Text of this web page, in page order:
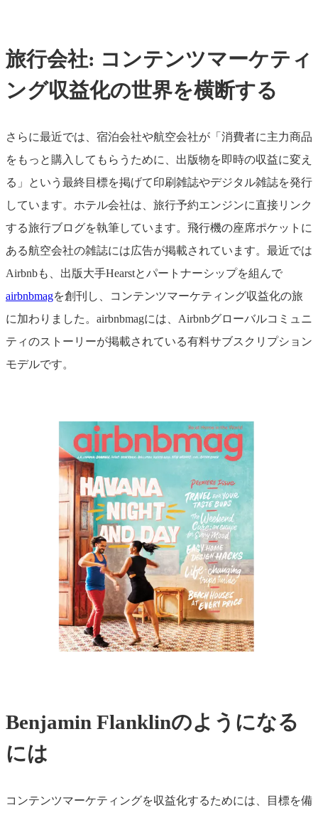
旅行会社: コンテンツマーケティ
ング収益化の世界を横断する
さらに最近では、宿泊会社や航空会社が「消費者に主力商品
をもっと購入してもらうために、出版物を即時の収益に変え
る」という最終目標を掲げて印刷雑誌やデジタル雑誌を発行
しています。ホテル会社は、旅行予約エンジンに直接リンク
する旅行ブログを執筆しています。飛行機の座席ポケットに
ある航空会社の雑誌には広告が掲載されています。最近では
Airbnbも、出版大手Hearstとパートナーシップを組んで
airbnbmagを創刊し、コンテンツマーケティング収益化の旅
に加わりました。airbnbmagには、Airbnbグローバルコミュニ
ティのストーリーが掲載されている有料サブスクリプション
モデルです。
Benjamin Flanklinのようになる
には
コンテンツマーケティングを収益化するためには、目標を備